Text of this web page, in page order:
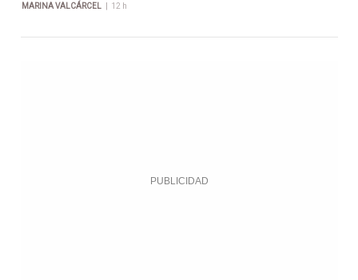
MARINA VALCÁRCEL | 12 h